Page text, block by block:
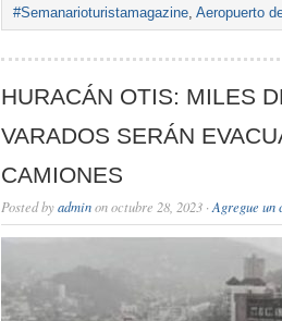
#Semanarioturistamagazine, Aeropuerto
HURACÁN OTIS: MILES
VARADOS SERÁN
CAMIONES
Posted byadminon octubre 28, 2023 · Agregue un